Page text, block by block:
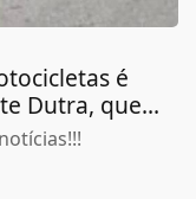
é
Dutra, que...